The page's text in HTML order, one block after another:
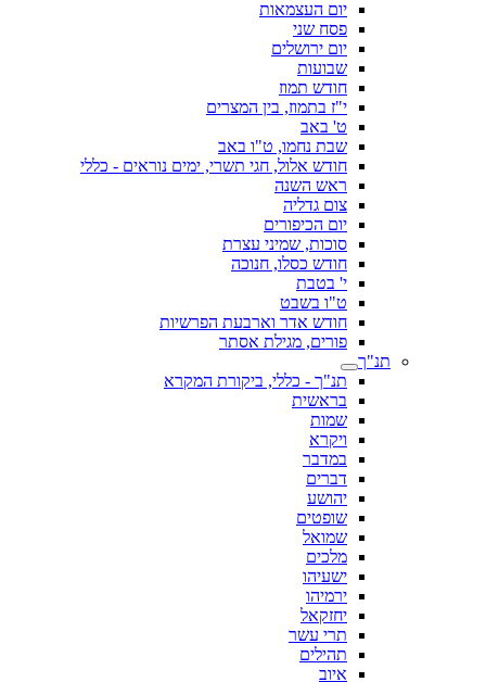
יום העצמאות
פסח שני
יום ירושלים
שבועות
חודש תמוז
י"ז בתמוז, בין המצרים
ט' באב
שבת נחמו, ט"ו באב
חודש אלול, חגי תשרי, ימים נוראים - כללי
ראש השנה
צום גדליה
יום הכיפורים
סוכות, שמיני עצרת
חודש כסלו, חנוכה
י' בטבת
ט"ו בשבט
חודש אדר וארבעת הפרשיות
פורים, מגילת אסתר
תנ"ך
תנ"ך - כללי, ביקורת המקרא
בראשית
שמות
ויקרא
במדבר
דברים
יהושע
שופטים
שמואל
מלכים
ישעיהו
ירמיהו
יחזקאל
תרי עשר
תהילים
איוב